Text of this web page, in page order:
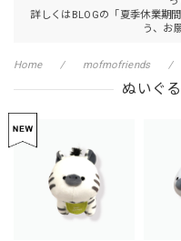
詳しくはBLOGの「夏季休業期
う、お
Home mofmofriends
ぬいぐ